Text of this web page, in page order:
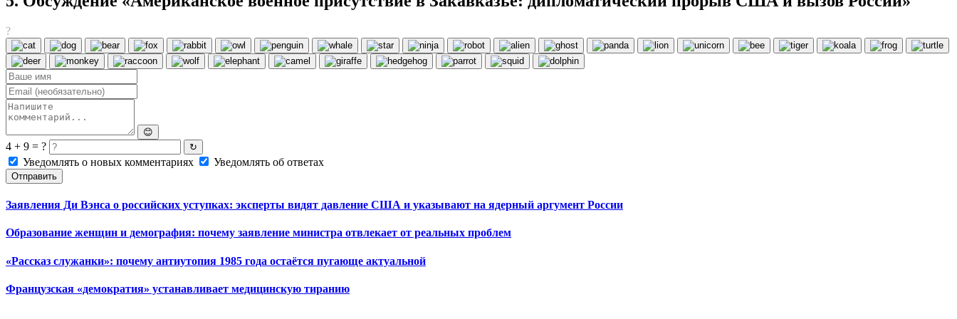
?
😊
4 + 9 = ? ↻
Уведомлять о новых комментариях Уведомлять об ответах
Отправить
Заявления Ди Вэнса о российских уступках: эксперты видят давление США и указывают на ядерный аргумент России
Образование женщин и демография: почему заявление министра отвлекает от реальных проблем
«Рассказ служанки»: почему антиутопия 1985 года остаётся пугающе актуальной
Французская «демократия» устанавливает медицинскую тиранию